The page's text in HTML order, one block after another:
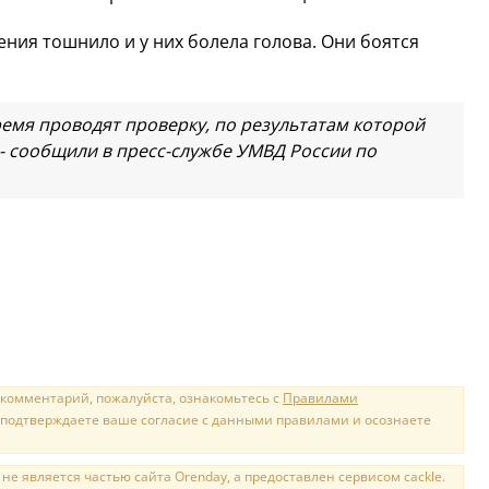
тошнило и у них болела голова. Они боятся
проводят проверку, по результатам которой
сообщили в пресс-службе УМВД России по
пожалуйста, ознакомьтесь с Правилами
ваше согласие с данными правилами и осознаете
является частью сайта Orenday, а предоставлен сервисом cackle.